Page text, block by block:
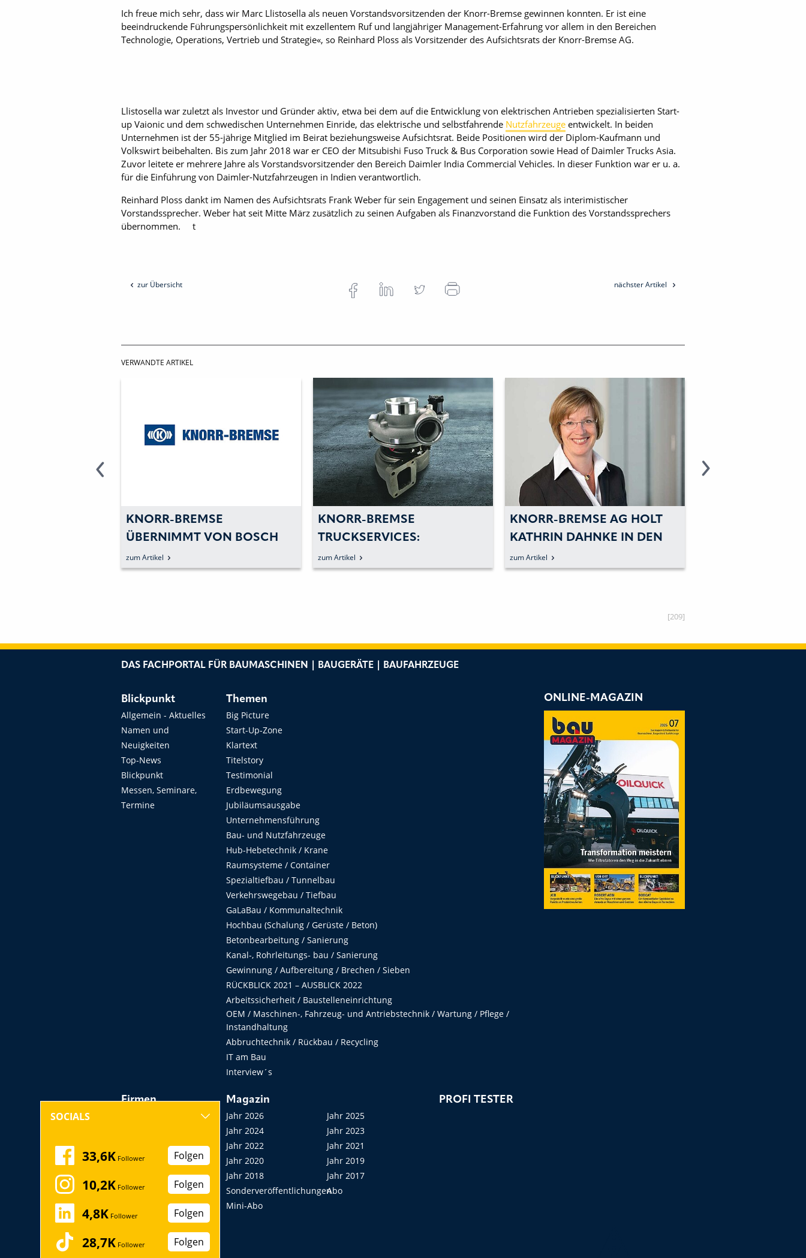
Ich freue mich sehr, dass wir Marc Llistosella als neuen Vorstandsvorsitzenden der Knorr-Bremse gewinnen konnten. Er ist eine
beeindruckende Führungspersönlichkeit mit exzellentem Ruf und langjähriger Management-Erfahrung vor allem in den Bereichen
Technologie, Operations, Vertrieb und Strategie«, so Reinhard Ploss als Vorsitzender des Aufsichtsrats der Knorr-Bremse AG.
Llistosella war zuletzt als Investor und Gründer aktiv, etwa bei dem auf die Entwicklung von elektrischen Antrieben spezialisierten Start-
up Vaionic und dem schwedischen Unternehmen Einride, das elektrische und selbstfahrende Nutzfahrzeuge entwickelt. In beiden
Unternehmen ist der 55-jährige Mitglied im Beirat beziehungsweise Aufsichtsrat. Beide Positionen wird der Diplom-Kaufmann und
Volkswirt beibehalten. Bis zum Jahr 2018 war er CEO der Mitsubishi Fuso Truck & Bus Corporation sowie Head of Daimler Trucks Asia.
Zuvor leitete er mehrere Jahre als Vorstandsvorsitzender den Bereich Daimler India Commercial Vehicles. In dieser Funktion war er u. a.
für die Einführung von Daimler-Nutzfahrzeugen in Indien verantwortlich.
Reinhard Ploss dankt im Namen des Aufsichtsrats Frank Weber für sein Engagement und seinen Einsatz als interimistischer
Vorstandssprecher. Weber hat seit Mitte März zusätzlich zu seinen Aufgaben als Finanzvorstand die Funktion des Vorstandssprechers
übernommen. t
zur Übersicht nächster Artikel
VERWANDTE ARTIKEL
KNORR-BREMSE
ÜBERNIMMT VON BOSCH
GEHALTENE ANTEILE
zum Artikel
KNORR-BREMSE
TRUCKSERVICES:
TURBOLADER ERWEITERN
DAS PRODUKTPORTFOLIO
zum Artikel
KNORR-BREMSE AG HOLT
KATHRIN DAHNKE IN DEN
AUFSICHTSRAT
zum Artikel
[209]
DAS FACHPORTAL FÜR BAUMASCHINEN | BAUGERÄTE | BAUFAHRZEUGE
Blickpunkt
Allgemein - Aktuelles
Namen und
Neuigkeiten
Top-News
Blickpunkt
Messen, Seminare,
Termine
Themen
Big Picture
Start-Up-Zone
Klartext
Titelstory
Testimonial
Erdbewegung
Jubiläumsausgabe
Unternehmensführung
Bau- und Nutzfahrzeuge
Hub-Hebetechnik / Krane
Raumsysteme / Container
Spezialtiefbau / Tunnelbau
Verkehrswegebau / Tiefbau
GaLaBau / Kommunaltechnik
Hochbau (Schalung / Gerüste / Beton)
Betonbearbeitung / Sanierung
Kanal-, Rohrleitungs- bau / Sanierung
Gewinnung / Aufbereitung / Brechen / Sieben
RÜCKBLICK 2021 – AUSBLICK 2022
Arbeitssicherheit / Baustelleneinrichtung
OEM / Maschinen-, Fahrzeug- und Antriebstechnik / Wartung / Pflege /
Instandhaltung
Abbruchtechnik / Rückbau / Recycling
IT am Bau
Interview´s
Firmen
Messen, Seminare,
Kongresse
Startup
Magazin
Jahr 2026
Jahr 2025
Jahr 2024
Jahr 2023
Jahr 2022
Jahr 2021
Jahr 2020
Jahr 2019
Jahr 2018
Jahr 2017
SonderveröffentlichungenAbo
Mini-Abo
PROFI TESTER
ONLINE-MAGAZIN
SOCIALS
33,6K Follower Folgen
10,2K Follower Folgen
4,8K Follower Folgen
28,7K Follower Folgen